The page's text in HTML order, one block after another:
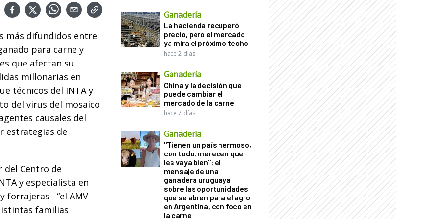
más difundidos entre
para carne y
que afectan su
millonarias en
técnicos del INTA y
del virus del mosaico
causales del
estrategias de
del Centro de
y especialista en
forrajeras– “el AMV
familias
Ganadería
La hacienda recuperó
precio, pero el mercado
ya mira el próximo techo
hace 2 días
Ganadería
China y la decisión que
puede cambiar el
mercado de la carne
hace 7 días
Ganadería
"Tienen un país hermoso,
con todo, merecen que
les vaya bien": el
mensaje de una
ganadera uruguaya
sobre las oportunidades
que se abren para el agro
en Argentina, con foco en
la carne